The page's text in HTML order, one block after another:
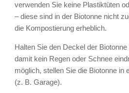
verwenden Sie keine Plastiktüten
– diese sind in der Biotonne nicht
die Kompostierung erheblich.
Halten Sie den Deckel der
damit kein Regen oder Schnee
möglich, stellen Sie die Biotonne in
(z. B. Garage).